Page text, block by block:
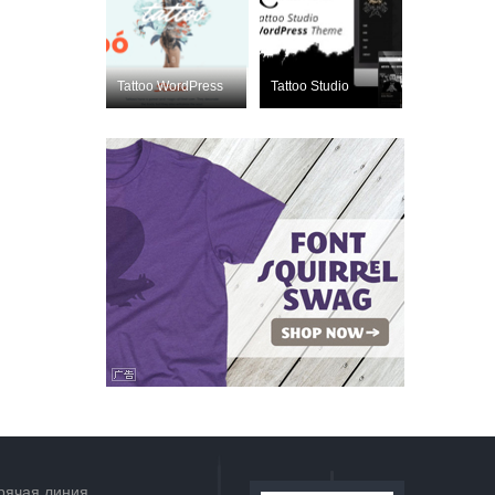
Tattoo WordPress
Nulled
Tattoo Studio
Nulled
2260020